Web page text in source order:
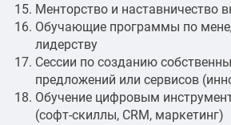
Менторство и наставничество
Обучающие программы по
лидерству
Сессии по созданию
предложений или сервисов
Обучение цифровым
(софт-скиллы, CRM, маркетинг)